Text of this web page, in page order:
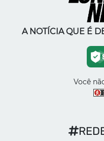
A NOTÍCIA QUE É
Você